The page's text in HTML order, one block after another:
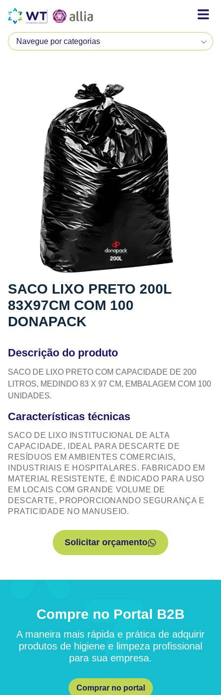
SACO LIXO PRETO 200L
83X97CM COM 100
DONAPACK
Descrição do produto
SACO DE LIXO PRETO COM CAPACIDADE DE 200
LITROS, MEDINDO 83 X 97 CM, EMBALAGEM COM 100
UNIDADES.
Características técnicas
SACO DE LIXO INSTITUCIONAL DE ALTA
CAPACIDADE, IDEAL PARA DESCARTE DE
RESÍDUOS EM AMBIENTES COMERCIAIS,
INDUSTRIAIS E HOSPITALARES. FABRICADO EM
MATERIAL RESISTENTE, É INDICADO PARA USO
EM LOCAIS COM GRANDE VOLUME DE
DESCARTE, PROPORCIONANDO SEGURANÇA E
PRATICIDADE NO MANUSEIO.
Solicitar orçamento
Compre no Portal B2B
A maneira mais rápida e prática de adquirir
produtos de higiene e limpeza profissional
para sua empresa.
Comprar no portal